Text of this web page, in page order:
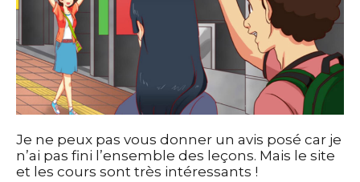
Je ne peux pas vous donner un avis posé car je
n’ai pas fini l’ensemble des leçons. Mais le site
et les cours sont très intéressants !